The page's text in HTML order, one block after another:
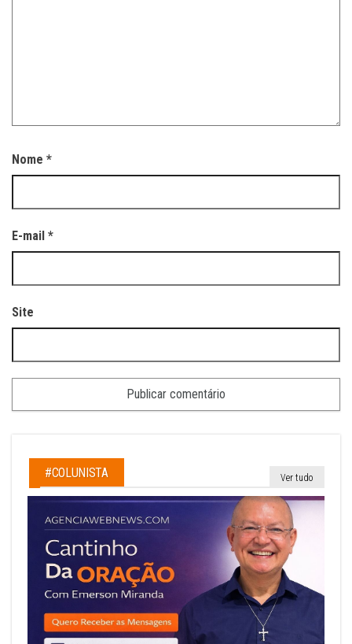
Nome *
E-mail *
Site
#COLUNISTA Ver tudo